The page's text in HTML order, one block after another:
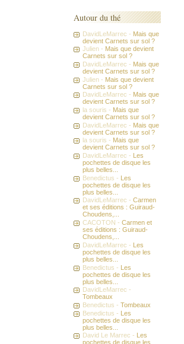
Autour du thé
DavidLeMarrec - Mais que
devient Carnets sur sol ?
Julien - Mais que devient
Carnets sur sol ?
DavidLeMarrec - Mais que
devient Carnets sur sol ?
Julien - Mais que devient
Carnets sur sol ?
DavidLeMarrec - Mais que
devient Carnets sur sol ?
la souris - Mais que
devient Carnets sur sol ?
DavidLeMarrec - Mais que
devient Carnets sur sol ?
la souris - Mais que
devient Carnets sur sol ?
DavidLeMarrec - Les
pochettes de disque les
plus belles...
Benedictus - Les
pochettes de disque les
plus belles...
DavidLeMarrec -Carmen
et ses éditions : Guiraud-
Choudens,...
CACOTON -Carmen et
ses éditions : Guiraud-
Choudens,...
DavidLeMarrec - Les
pochettes de disque les
plus belles...
Benedictus - Les
pochettes de disque les
plus belles...
DavidLeMarrec -
Tombeaux
Benedictus -Tombeaux
Benedictus - Les
pochettes de disque les
plus belles...
David Le Marrec -
Les
pochettes de disque les